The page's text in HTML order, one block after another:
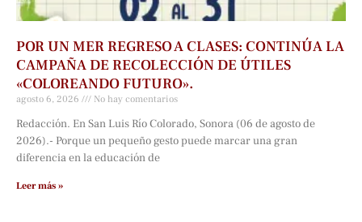
POR UN MER REGRESO A CLASES: CONTINÚA LA
CAMPAÑA DE RECOLECCIÓN DE ÚTILES
«COLOREANDO FUTURO».
agosto 6, 2026 No hay comentarios
Redacción. En San Luis Río Colorado, Sonora (06 de agosto de
2026).- Porque un pequeño gesto puede marcar una gran
diferencia en la educación de
Leer más »